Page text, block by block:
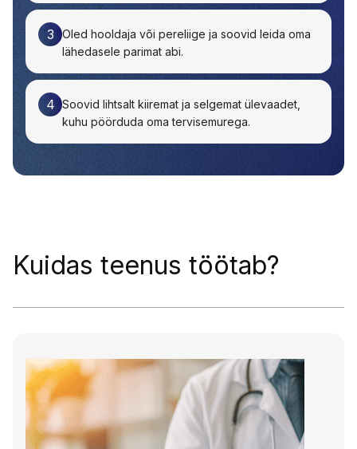
3
Oled hooldaja või pereliige ja soovid leida oma
lähedasele parimat abi.
4 Soovid lihtsalt kiiremat ja selgemat ülevaadet,
kuhu pöörduda oma tervisemurega.
Kuidas teenus töötab?